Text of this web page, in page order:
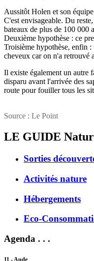
Aussitôt Holen et son
C'est envisageable. Du
bateaux de plus de 100 000
Deuxième hypothèse : ce
Troisième hypothèse, enfin
cheveux car on n'a retrouvé
Il existe également un autre
disparu avant l'arrivée des
route pour fouiller tous les
Source : Le Point
LE GUIDE
Sorties
Activités nature
Hébergements
Eco-
Agenda . . .